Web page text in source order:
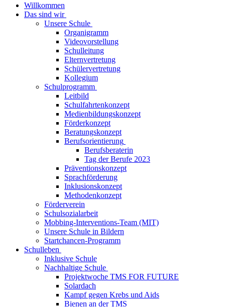
Willkommen
Das sind wir
Unsere Schule
Organigramm
Videovorstellung
Schulleitung
Elternvertretung
Schülervertretung
Kollegium
Schulprogramm
Leitbild
Schulfahrtenkonzept
Medienbildungskonzept
Förderkonzept
Beratungskonzept
Berufsorientierung
Berufsberaterin
Tag der Berufe 2023
Präventionskonzept
Sprachförderung
Inklusionskonzept
Methodenkonzept
Förderverein
Schulsozialarbeit
Mobbing-Interventions-Team (MIT)
Unsere Schule in Bildern
Startchancen-Programm
Schulleben
Inklusive Schule
Nachhaltige Schule
Projektwoche TMS FOR FUTURE
Solardach
Kampf gegen Krebs und Aids
Bienen an der TMS